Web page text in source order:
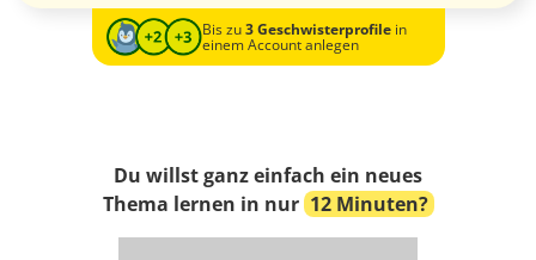
Bis zu3 Geschwisterprofilein
einem Account anlegen
Du willst ganz einfach ein neues
Thema lernen in nur 12 Minuten?